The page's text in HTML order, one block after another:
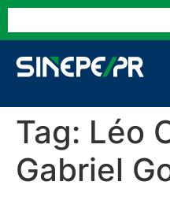
Tag: Léo
Gabriel